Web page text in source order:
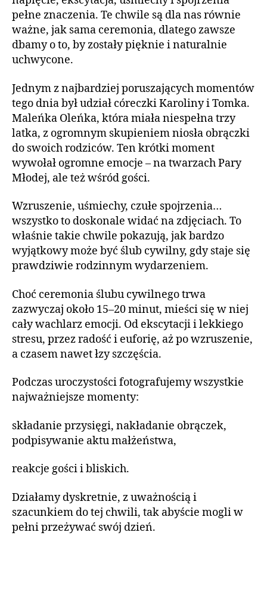
pełne znaczenia. Te chwile są dla nas równie
ważne, jak sama ceremonia, dlatego zawsze
dbamy o to, by zostały pięknie i naturalnie
uchwycone.
Jednym z najbardziej poruszających momentów
tego dnia był udział córeczki Karoliny i Tomka.
Maleńka Oleńka, która miała niespełna trzy
latka, z ogromnym skupieniem niosła obrączki
do swoich rodziców. Ten krótki moment
wywołał ogromne emocje – na twarzach Pary
Młodej, ale też wśród gości.
Wzruszenie, uśmiechy, czułe spojrzenia…
wszystko to doskonale widać na zdjęciach. To
właśnie takie chwile pokazują, jak bardzo
wyjątkowy może być ślub cywilny, gdy staje się
prawdziwie rodzinnym wydarzeniem.
Choć ceremonia ślubu cywilnego trwa
zazwyczaj około 15–20 minut, mieści się w niej
cały wachlarz emocji. Od ekscytacji i lekkiego
stresu, przez radość i euforię, aż po wzruszenie,
a czasem nawet łzy szczęścia.
Podczas uroczystości fotografujemy wszystkie
najważniejsze momenty:
składanie przysięgi, nakładanie obrączek,
podpisywanie aktu małżeństwa,
reakcje gości i bliskich.
Działamy dyskretnie, z uważnością i
szacunkiem do tej chwili, tak abyście mogli w
pełni przeżywać swój dzień.